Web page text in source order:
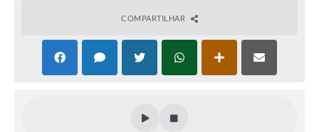
COMPARTILHAR